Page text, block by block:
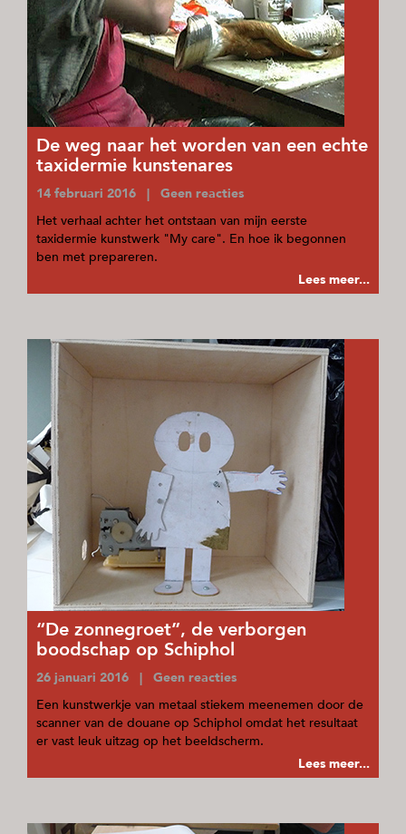
De weg naar het worden van een echte
taxidermie kunstenares
14 februari 2016 | Geen reacties
Het verhaal achter het ontstaan van mijn eerste
taxidermie kunstwerk "My care". En hoe ik begonnen
ben met prepareren.
Lees meer...
“De zonnegroet”, de verborgen
boodschap op Schiphol
26 januari 2016 | Geen reacties
Een kunstwerkje van metaal stiekem meenemen door de
scanner van de douane op Schiphol omdat het resultaat
er vast leuk uitzag op het beeldscherm.
Lees meer...